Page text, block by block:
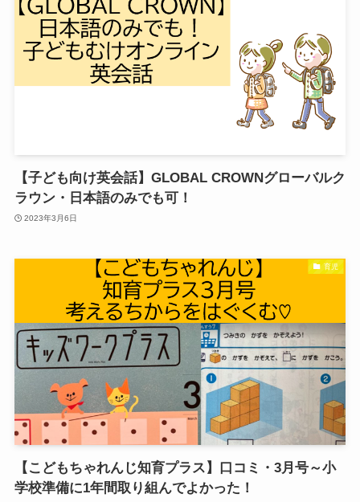
【子ども向け英会話】GLOBAL CROWNグローバルク
ラウン・日本語のみでも可！
2023年3月6日
育児
【こどもちゃれんじ知育プラス】口コミ・3月号～小
学校準備に1年間取り組んでよかった！